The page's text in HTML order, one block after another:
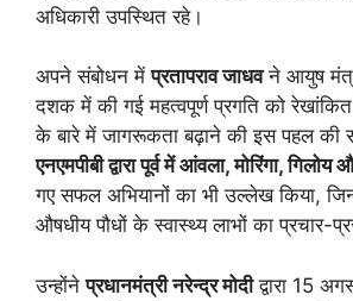
अधिकारी उपस्थित रहे।
अपने संबोधन मेंप्रतापराव जाधवने आयुष
दशक में की गई महत्वपूर्ण प्रगति को
के बारे में जागरूकता बढ़ाने की इस पहल की
एनएमपीबी द्वारा पूर्व में आंवला, मोरिंगा,
गए सफल अभियानों का भी उल्लेख किया,
औषधीय पौधों के स्वास्थ्य लाभों का प्रचार-
उन्होंनेप्रधानमंत्री नरेन्द्र मोदीद्वारा 15